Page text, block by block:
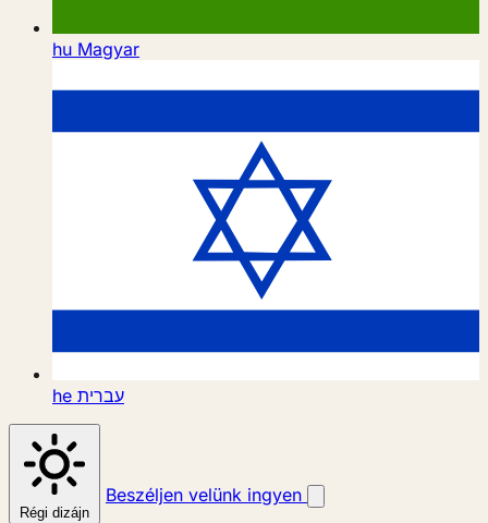
hu Magyar
he עברית
Régi dizájn
Beszéljen velünk ingyen